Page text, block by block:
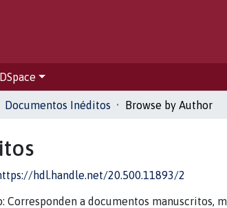
Documentos Inéditos Browse by Author
hdl.handle.net/20.500.11893/2
Corresponden a documentos